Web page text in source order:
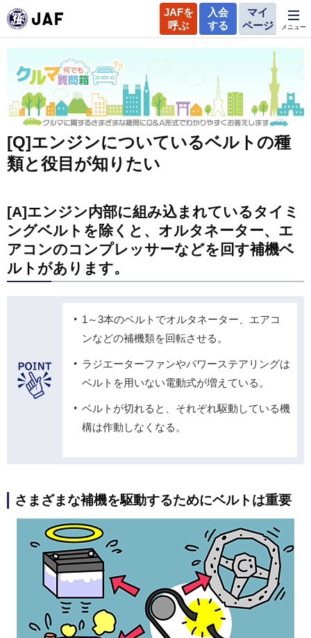
JAFを
呼ぶ
入会
する
マイ
ページ
メニュー
[Q]エンジンについているベルトの種
類と役目が知りたい
[A]エンジン内部に組み込まれているタイミ
ングベルトを除くと、オルタネーター、エ
アコンのコンプレッサーなどを回す補機ベ
ルトがあります。
1～3本のベルトでオルタネーター、エアコ
ンなどの補機類を回転させる。
ラジエーターファンやパワーステアリングは
ベルトを用いない電動式が増えている。
ベルトが切れると、それぞれ駆動している機
構は作動しなくなる。
さまざまな補機を駆動するためにベルトは重要